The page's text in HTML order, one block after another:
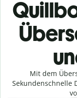
Mit dem
Sekundenschnelle